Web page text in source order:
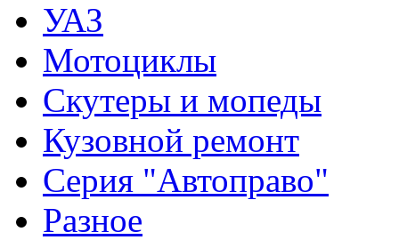
УАЗ
Мотоциклы
Скутеры и мопеды
Кузовной ремонт
Серия "Автоправо"
Разное